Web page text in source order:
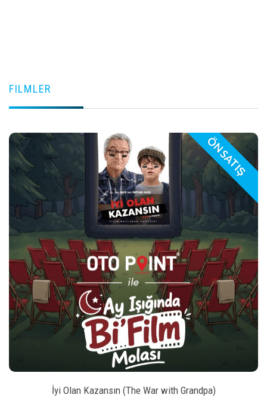
FILMLER
play_arrow
style BILET SATIN AL
ÖN SATIŞ
İyi Olan Kazansın (The War with Grandpa)